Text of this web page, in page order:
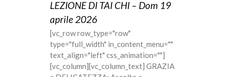
LEZIONE DI TAI CHI – Dom 19
aprile 2026
[vc_row row_type="row"
type="full_width" in_content_menu=""
text_align="left" css_animation=""]
[vc_column][vc_column_text] GRAZIA